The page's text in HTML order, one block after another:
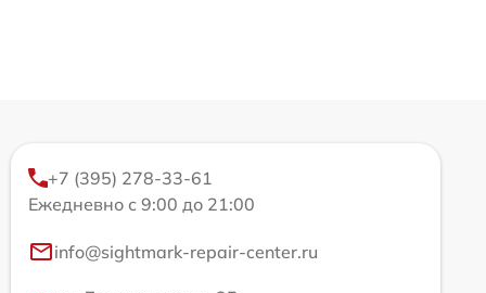
+7 (395) 278-33-61
Ежедневно с 9:00 до 21:00
info@sightmark-repair-center.ru